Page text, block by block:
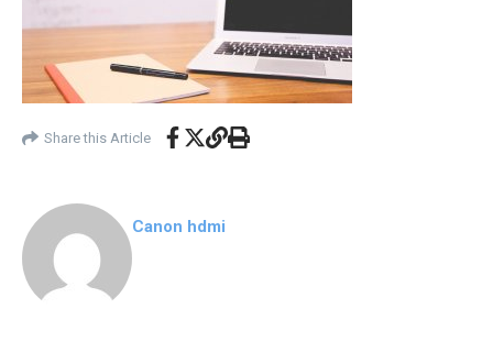
Share this Article
Canon hdmi